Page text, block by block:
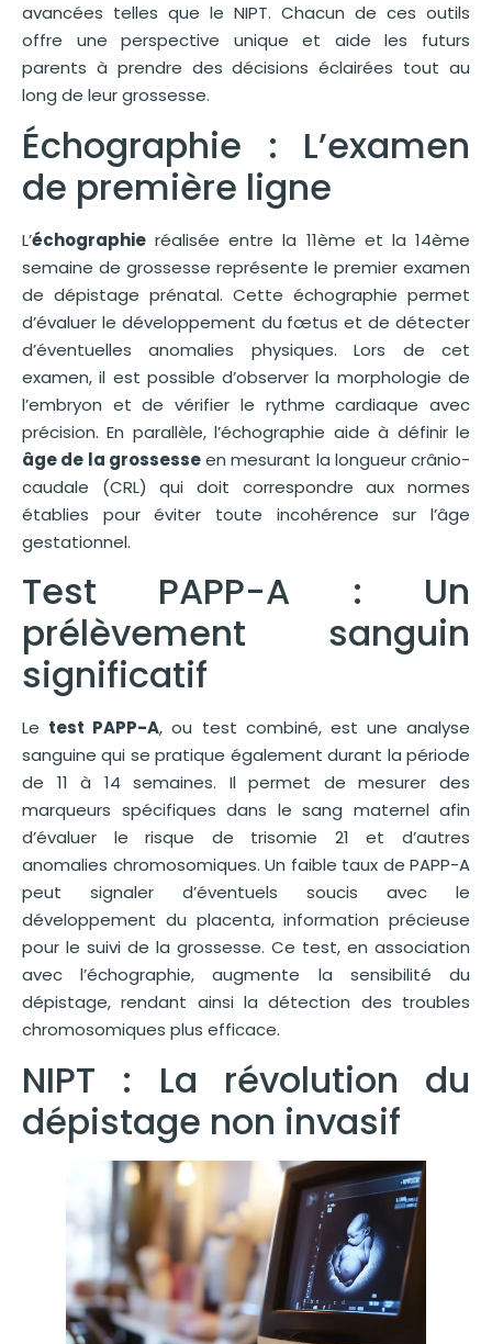
avancées telles que le NIPT. Chacun de ces outils
offre une perspective unique et aide les futurs
parents à prendre des décisions éclairées tout au
long de leur grossesse.
Échographie : L’examen
de première ligne
L’échographie réalisée entre la 11ème et la 14ème
semaine de grossesse représente le premier examen
de dépistage prénatal. Cette échographie permet
d’évaluer le développement du fœtus et de détecter
d’éventuelles anomalies physiques. Lors de cet
examen, il est possible d’observer la morphologie de
l’embryon et de vérifier le rythme cardiaque avec
précision. En parallèle, l’échographie aide à définir le
âge de la grossesseen mesurant la longueur crânio-
caudale (CRL) qui doit correspondre aux normes
établies pour éviter toute incohérence sur l’âge
gestationnel.
Test PAPP-A : Un
prélèvement sanguin
significatif
Le test PAPP-A, ou test combiné, est une analyse
sanguine qui se pratique également durant la période
de 11 à 14 semaines. Il permet de mesurer des
marqueurs spécifiques dans le sang maternel afin
d’évaluer le risque de trisomie 21 et d’autres
anomalies chromosomiques. Un faible taux de PAPP-A
peut signaler d’éventuels soucis avec le
développement du placenta, information précieuse
pour le suivi de la grossesse. Ce test, en association
avec l’échographie, augmente la sensibilité du
dépistage, rendant ainsi la détection des troubles
chromosomiques plus efficace.
NIPT : La révolution du
dépistage non invasif